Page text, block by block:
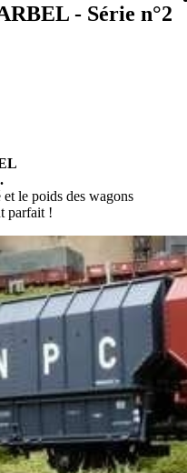
- Série n°2
et le poids des wagons
parfait !